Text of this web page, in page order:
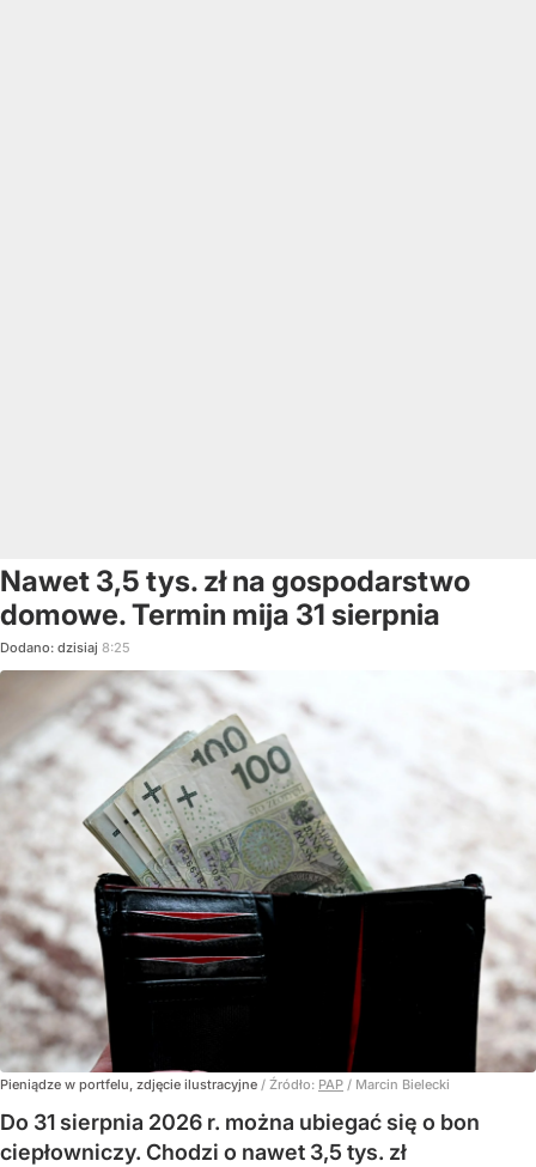
Nawet 3,5 tys. zł na gospodarstwo
domowe. Termin mija 31 sierpnia
Dodano: dzisiaj 8:25
Pieniądze w portfelu, zdjęcie ilustracyjne / Źródło: PAP / Marcin Bielecki
Do 31 sierpnia 2026 r. można ubiegać się o bon
ciepłowniczy. Chodzi o nawet 3,5 tys. zł